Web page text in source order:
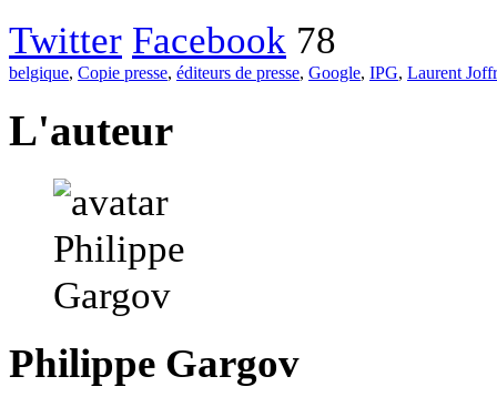
Twitter Facebook 78
belgique, Copie presse, éditeurs de presse, Google, IPG, Laurent
L'auteur
Philippe Gargov